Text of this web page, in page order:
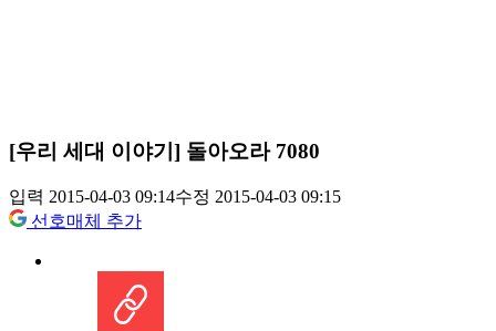
[우리 세대 이야기] 돌아오라 7080
입력 2015-04-03 09:14수정 2015-04-03 09:15
선호매체 추가